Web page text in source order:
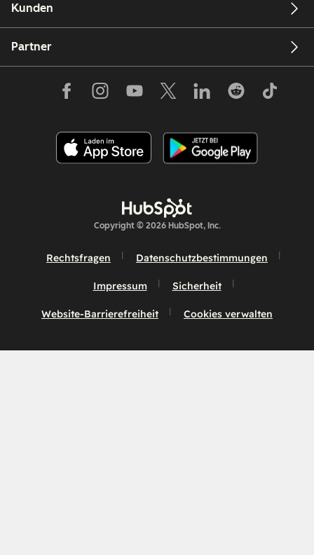
Kunden
Partner
Copyright © 2026 HubSpot, Inc.
Rechtsfragen Datenschutzbestimmungen
Impressum Sicherheit
Website-Barrierefreiheit Cookies verwalten